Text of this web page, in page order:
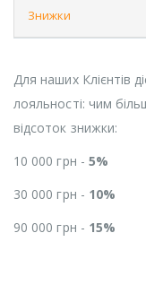
Знижки
Для наших Клієнтів
лояльності: чим
відсоток знижки:
10 000 грн - 5%
30 000 грн - 10%
90 000 грн - 15%